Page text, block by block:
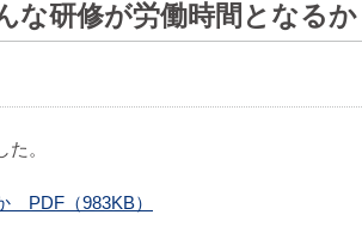
研修が労働時間となるか
。
PDF（983KB）